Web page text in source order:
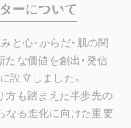
ーについて
と心・からだ・肌の関
な価値を創出・発信
設立しました。
方も踏まえた半歩先の
なる進化に向けた重要